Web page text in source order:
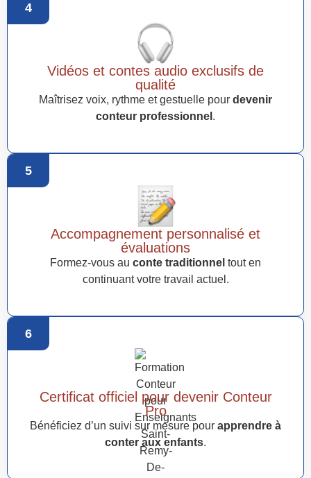
4
Vidéos et contes audio exclusifs de
qualité
Maîtrisez voix, rythme et gestuelle pour devenir
conteur professionnel .
5
Accompagnement personnalisé et
évaluations
Formez-vous au conte traditionnel tout en
continuant votre travail actuel.
6
Certificat officiel pour devenir Conteur
Pro
Bénéficiez d’un suivi sur mesure pour apprendre à
conter aux enfants.